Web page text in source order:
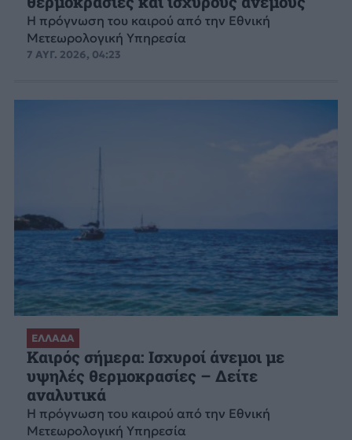
Η πρόγνωση του καιρού από την Εθνική
Μετεωρολογική Υπηρεσία
7 ΑΥΓ. 2026, 04:23
ΕΛΛΑΔΑ
Καιρός σήμερα: Ισχυροί άνεμοι με
υψηλές θερμοκρασίες – Δείτε
αναλυτικά
Η πρόγνωση του καιρού από την Εθνική
Μετεωρολογική Υπηρεσία